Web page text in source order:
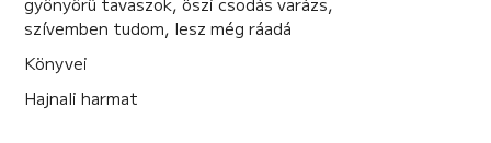
szívemben tudom, lesz még ráadá
Könyvei
Hajnali harmat